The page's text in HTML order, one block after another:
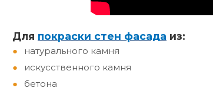
Для покраски стен фасада из:
натурального камня
искусственного камня
бетона